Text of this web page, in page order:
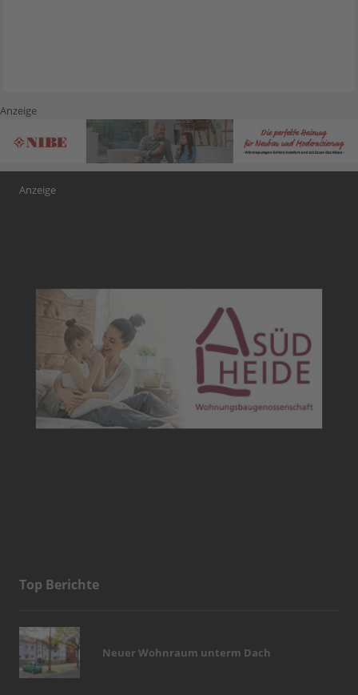
Anzeige
Anzeige
Top Berichte
Neuer Wohnraum unterm Dach